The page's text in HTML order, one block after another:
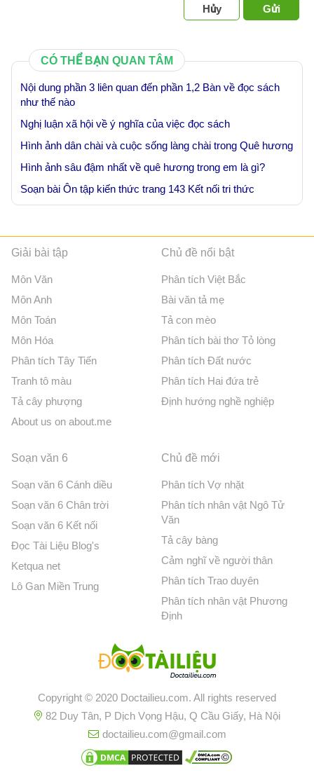
Hủy Gửi
CÓ THỂ BẠN QUAN TÂM
Nội dung phần 3 liên quan đến phần 1,2 Bàn về đọc sách
như thế nào
Nghị luận xã hội về ý nghĩa của việc đọc sách
Hình ảnh dân chài và cuộc sống làng chài trong Quê hương
Hình ảnh sâu đậm nhất về quê hương trong em là gì?
Soạn bài Ôn tập kiến thức trang 143 Kết nối tri thức
Giải bài tập
Môn Văn
Môn Anh
Môn Toán
Môn Hóa
Phân tích Tây Tiến
Tranh tô màu
Tả cây phượng
About us on about.me
Chủ đề nổi bật
Phân tích Việt Bắc
Bài văn tả mẹ
Tả con mèo
Phân tích bài thơ Tỏ lòng
Phân tích Đất nước
Phân tích Hai đứa trẻ
Định hướng nghề nghiệp
Soạn văn 6
Soạn văn 6 Cánh diều
Soạn văn 6 Chân trời
Soạn văn 6 Kết nối
Đọc Tài Liệu Blog's
Ketqua net
Lô Gan Miền Trung
Chủ đề mới
Phân tích Vợ nhặt
Phân tích nhân vật Ngô Tử
Văn
Tả cây bàng
Cảm nghĩ về người thân
Phân tích Trao duyên
Phân tích nhân vật Phương
Định
Copyright © 2020 Doctailieu.com. All rights reserved
82 Duy Tân, P Dịch Vọng Hậu, Q Cầu Giấy, Hà Nội
doctailieu.com@gmail.com